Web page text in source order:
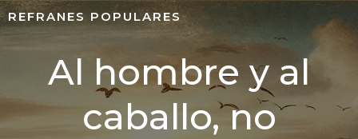
REFRANES POPULARES
Al hombre y al
caballo, no